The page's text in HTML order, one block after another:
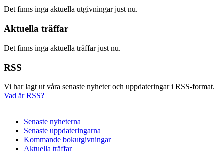
Det finns inga aktuella utgivningar just nu.
Aktuella träffar
Det finns inga aktuella träffar just nu.
RSS
Vi har lagt ut våra senaste nyheter och uppdateringar i RSS-format.
Vad är RSS?
Senaste nyheterna
Senaste uppdateringarna
Kommande bokutgivningar
Aktuella träffar